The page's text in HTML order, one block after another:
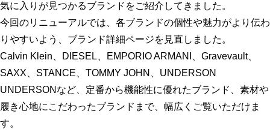
気に入りが見つかるブランドをご紹介してきました。
今回のリニューアルでは、各ブランドの個性や魅力がより伝わ
りやすいよう、ブランド詳細ページを見直しました。
Calvin Klein、DIESEL、EMPORIO ARMANI、Gravevault、
SAXX、STANCE、TOMMY JOHN、UNDERSON
UNDERSONなど、定番から機能性に優れたブランド、素材や
履き心地にこだわったブランドまで、幅広くご覧いただけま
す。